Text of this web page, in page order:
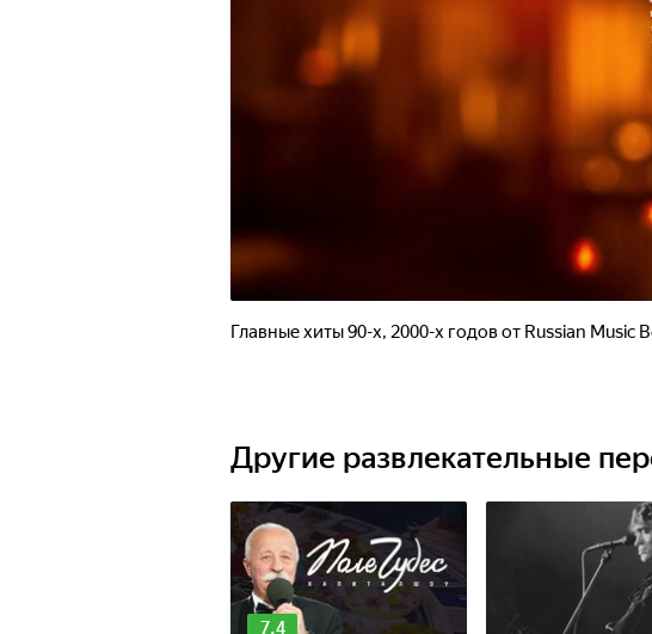
Главные хиты 90-х, 2000-х годов от Russian Music
Другие развлекательные
7.4